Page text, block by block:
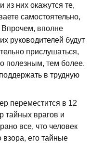
них окажутся те,
самостоятельно,
Впрочем, вполне
руководителей будут
прислушаться,
полезным, тем более.
в трудную
переместится в 12
тайных врагов и
все, что человек
взора, его тайные